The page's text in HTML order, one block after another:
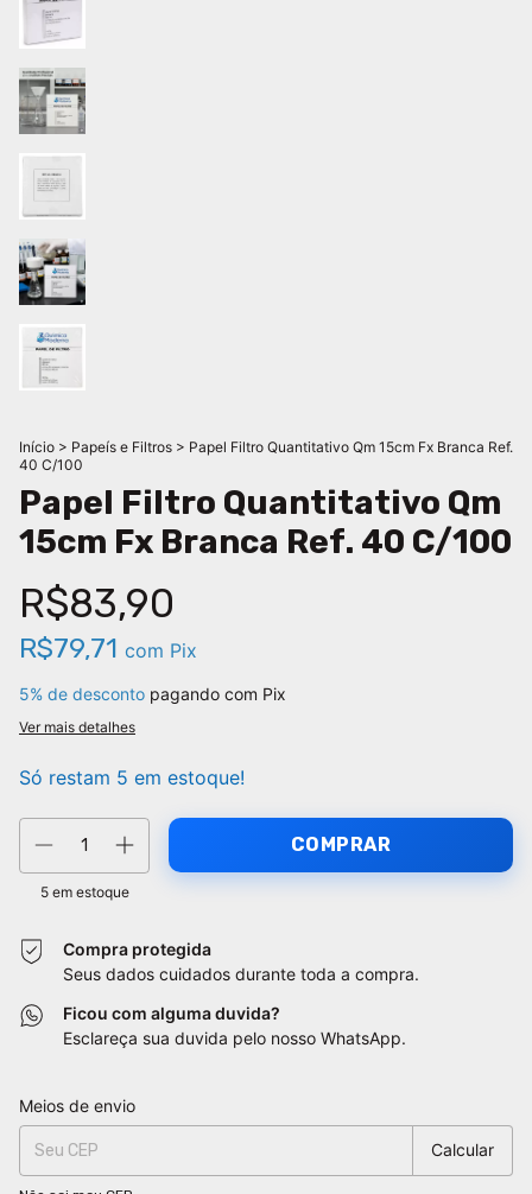
Início > Papeís e Filtros > Papel Filtro Quantitativo Qm 15cm Fx Branca Ref.
40 C/100
Papel Filtro Quantitativo Qm
15cm Fx Branca Ref. 40 C/100
R$83,90
R$79,71 com Pix
5% de desconto pagando com Pix
Ver mais detalhes
Só restam 5 em estoque!
5em estoque
Compra protegida
Seus dados cuidados durante toda a compra.
Ficou com alguma duvida?
Esclareça sua duvida pelo nosso WhatsApp.
Entregas para o CEP:
Meios de envio
Calcular